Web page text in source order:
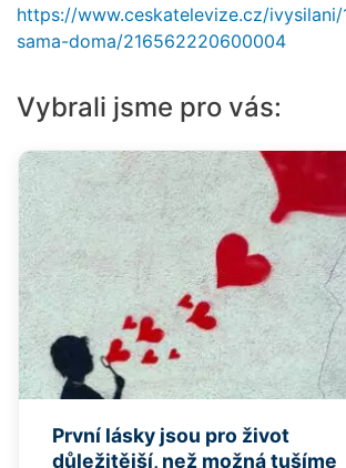
https://www.ceskatelevize.cz/ivysilani/
sama-doma/216562220600004
Vybrali jsme pro vás:
První lásky jsou pro život
důležitější, než možná tušíme